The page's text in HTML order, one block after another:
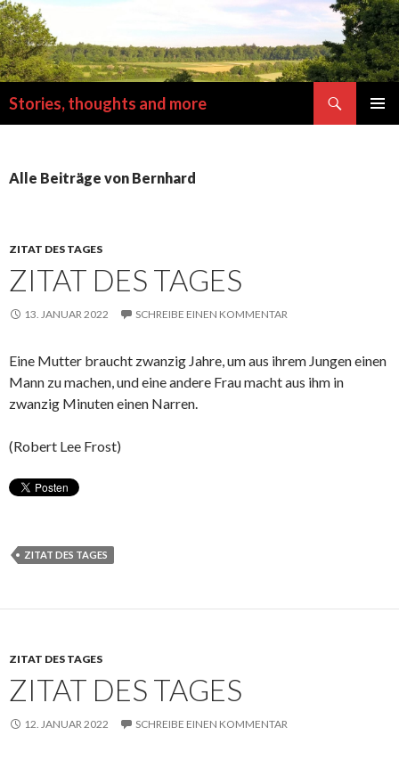
Stories, thoughts and more
Alle Beiträge von Bernhard
ZITAT DES TAGES
ZITAT DES TAGES
13. JANUAR 2022 SCHREIBE EINEN KOMMENTAR
Eine Mutter braucht zwanzig Jahre, um aus ihrem Jungen einen
Mann zu machen, und eine andere Frau macht aus ihm in
zwanzig Minuten einen Narren.
(Robert Lee Frost)
ZITAT DES TAGES
ZITAT DES TAGES
ZITAT DES TAGES
12. JANUAR 2022 SCHREIBE EINEN KOMMENTAR